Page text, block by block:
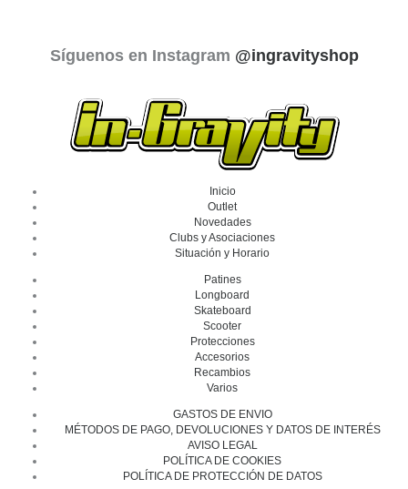
Síguenos en Instagram @ingravityshop
Inicio
Outlet
Novedades
Clubs y Asociaciones
Situación y Horario
Patines
Longboard
Skateboard
Scooter
Protecciones
Accesorios
Recambios
Varios
GASTOS DE ENVIO
MÉTODOS DE PAGO, DEVOLUCIONES Y DATOS DE INTERÉS
AVISO LEGAL
POLÍTICA DE COOKIES
POLÍTICA DE PROTECCIÓN DE DATOS